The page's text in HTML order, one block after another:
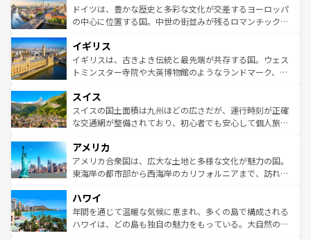
性で訪れる人を魅了する。 なお、新着のスペイン情報は コ
ンテンツ一覧を参照してほしい。
聖堂、美しいビーチ、そして豊かな自然が、訪れる者を心
から魅了する。また、フランスは美食の国としても知ら
いる。シャンパンの発祥地であるランス、プロヴァンスの
香り高いラベンダー畑など、多彩な楽しみ方が可能だ。さ
らに、パリ以外の地域にも魅力が溢れており、どの街角に
れる地方に足を運ぶとそれぞれで全く異なる文化を体験で
きるだろう。 なお、新着のフランス情報はコンテンツ一覧
を参照してほしい。
ドイツは、豊かな歴史と多彩な文化が交差するヨーロッパ
の中心に位置する国。中世の街並みが残るロマンチック街
顔を持つこの国は、どこを歩いても飽きることがない。ベ
ルリンの文化的活気、バイエルン州のアルプスの絶景、そ
してライン川沿いのワイン畑といった風景は必見。ビール
は、お酒好きな人にはぜひ体験してほしい。 なお、新着の
ドイツ情報はコンテンツ一覧を参照してほしい。
イギリス
イギリスは、古きよき伝統と最先端が共存する国。ウェス
トミンスター寺院や大英博物館のようなランドマーク、歴
リアごとに異なる魅力がある。また、優雅なアフタヌーン
ティー、ビール好きにはたまらない英国パブ、サッカー観
戦など、本場だからこそできる体験も豊富。イギリスを旅
ンツ一覧を参照してほしい。
スイス
スイスの国土面積は九州ほどの広さだが、運行時刻が正確
な交通網が整備されており、初心者でも安心して個人旅行
の建物がそのまま残る町や、スイスならではのユニークな
博物館もあり、アルプス観光だけでなく町歩きも満喫する
ことができる。国民の所得が高いため物価も高いが、旅行
ば市内交通費無料で観光を楽しむこともできる。 なお、新
着のスイス情報はコンテンツ一覧 を参照してほしい。
アメリカ
アメリカ合衆国は、広大な土地と多様な文化が魅力の国。
東海岸の都市部から西海岸のカリフォルニアまで、訪れる
のような巨大都市は、観光、ショッピング、エンターテイ
ンメントが詰まった刺激的なスポットだ。一方、アメリカ
西部には大自然が広がり、グランドキャニオンやイエロー
ハワイ
年間を通じて温暖な気候に恵まれ、多くの島で構成される
ハワイは、どの島も独自の魅力をもっている。大自然の神